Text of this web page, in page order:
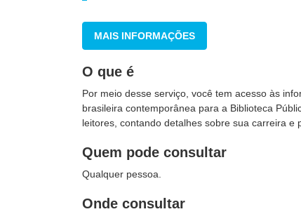
MAIS INFORMAÇÕES
O que é
Por meio desse serviço, você tem acesso às
brasileira contemporânea para a Biblioteca
leitores, contando detalhes sobre sua carreira e
Quem pode consultar
Qualquer pessoa.
Onde consultar